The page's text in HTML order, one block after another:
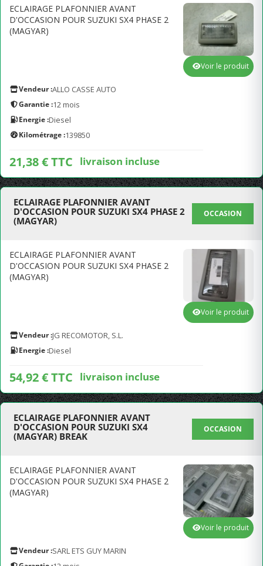
ECLAIRAGE PLAFONNIER AVANT
D'OCCASION POUR SUZUKI SX4 PHASE 2
(MAGYAR)
Vendeur :ALLO CASSE AUTO
Garantie :12 mois
Energie :Diesel
Kilométrage :139850
21,38 € TTC livraison incluse
Voir le produit
ECLAIRAGE PLAFONNIER AVANT
D'OCCASION POUR SUZUKI SX4 PHASE 2
(MAGYAR)
OCCASION
ECLAIRAGE PLAFONNIER AVANT
D'OCCASION POUR SUZUKI SX4 PHASE 2
(MAGYAR)
Vendeur :JG RECOMOTOR, S.L.
Energie :Diesel
54,92 € TTC livraison incluse
Voir le produit
ECLAIRAGE PLAFONNIER AVANT
D'OCCASION POUR SUZUKI SX4
(MAGYAR) BREAK
OCCASION
ECLAIRAGE PLAFONNIER AVANT
D'OCCASION POUR SUZUKI SX4 PHASE 2
(MAGYAR)
Vendeur :SARL ETS GUY MARIN
Voir le produit